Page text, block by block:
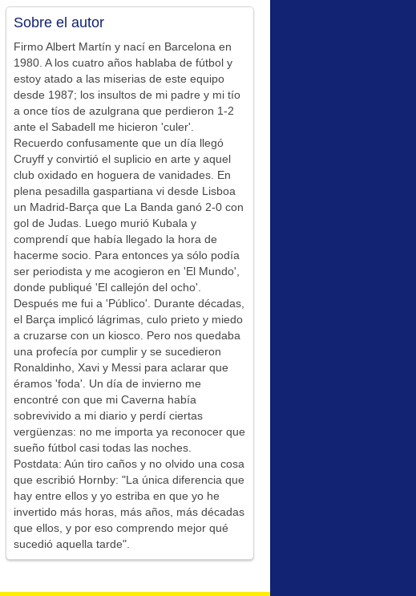
Sobre el autor
Firmo Albert Martín y nací en Barcelona en
1980. A los cuatro años hablaba de fútbol y
estoy atado a las miserias de este equipo
desde 1987; los insultos de mi padre y mi tío
a once tíos de azulgrana que perdieron 1-2
ante el Sabadell me hicieron 'culer'.
Recuerdo confusamente que un día llegó
Cruyff y convirtió el suplicio en arte y aquel
club oxidado en hoguera de vanidades. En
plena pesadilla gaspartiana vi desde Lisboa
un Madrid-Barça que La Banda ganó 2-0 con
gol de Judas. Luego murió Kubala y
comprendí que había llegado la hora de
hacerme socio. Para entonces ya sólo podía
ser periodista y me acogieron en 'El Mundo',
donde publiqué 'El callejón del ocho'.
Después me fui a 'Público'. Durante décadas,
el Barça implicó lágrimas, culo prieto y miedo
a cruzarse con un kiosco. Pero nos quedaba
una profecía por cumplir y se sucedieron
Ronaldinho, Xavi y Messi para aclarar que
éramos 'foda'. Un día de invierno me
encontré con que mi Caverna había
sobrevivido a mi diario y perdí ciertas
vergüenzas: no me importa ya reconocer que
sueño fútbol casi todas las noches.
Postdata: Aún tiro caños y no olvido una cosa
que escribió Hornby: "La única diferencia que
hay entre ellos y yo estriba en que yo he
invertido más horas, más años, más décadas
que ellos, y por eso comprendo mejor qué
sucedió aquella tarde".